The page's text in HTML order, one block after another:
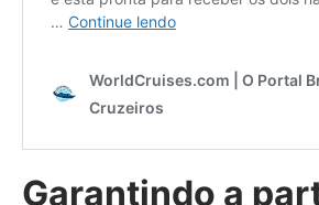
Garantindo a